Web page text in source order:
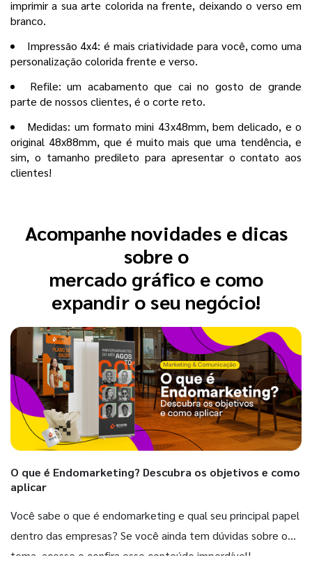
imprimir a sua arte colorida na frente, deixando o verso em
branco.
Impressão 4x4: é mais criatividade para você, como uma
personalização colorida frente e verso.
Refile: um acabamento que cai no gosto de grande
parte de nossos clientes, é o corte reto.
Medidas: um formato mini 43x48mm, bem delicado, e o
original 48x88mm, que é muito mais que uma tendência, e
sim, o tamanho predileto para apresentar o contato aos
clientes!
Acompanhe novidades e dicas
sobre o
mercado gráfico e como
expandir o seu negócio!
O que é Endomarketing? Descubra os objetivos e como
aplicar
Você sabe o que é endomarketing e qual seu principal papel
dentro das empresas? Se você ainda tem dúvidas sobre o
tema, acesse e confira esse conteúdo imperdível!